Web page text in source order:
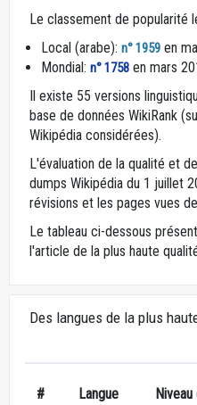
Le classement de popularité
Local (arabe): n° 1959 en
Mondial: n° 1758 en mars
Il existe 55 versions
base de données WikiRank
Wikipédia considérées).
L'évaluation de la qualité et
dumps Wikipédia du 1 juillet
révisions et les pages vues
Le tableau ci-dessous
l'article de la plus haute
Des langues de la plus
# Langue